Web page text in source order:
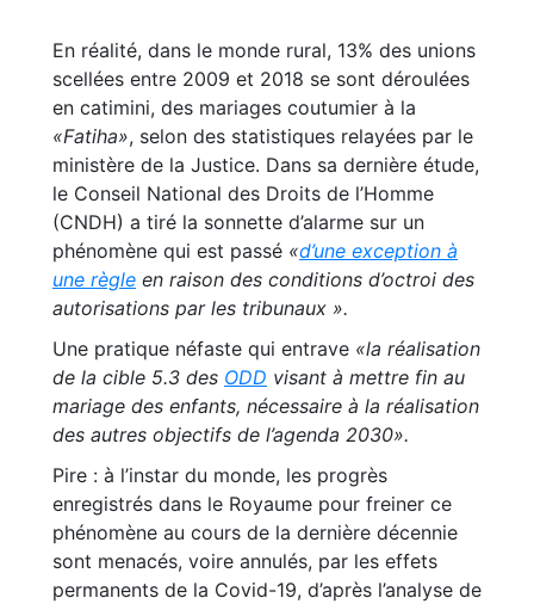
En réalité, dans le monde rural, 13% des unions
scellées entre 2009 et 2018 se sont déroulées
en catimini, des mariages coutumier à la
«Fatiha», selon des statistiques relayées par le
ministère de la Justice. Dans sa dernière étude,
le Conseil National des Droits de l’Homme
(CNDH) a tiré la sonnette d’alarme sur un
phénomène qui est passé «d’une exception à
une règle en raison des conditions d’octroi des
autorisations par les tribunaux ».
Une pratique néfaste qui entrave «la réalisation
de la cible 5.3 des ODD visant à mettre fin au
mariage des enfants, nécessaire à la réalisation
des autres objectifs de l’agenda 2030».
Pire : à l’instar du monde, les progrès
enregistrés dans le Royaume pour freiner ce
phénomène au cours de la dernière décennie
sont menacés, voire annulés, par les effets
permanents de la Covid-19, d’après l’analyse de